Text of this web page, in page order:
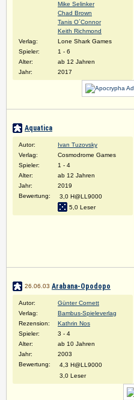
Mike Selinker
Chad Brown
Tanis O´Connor
Keith Richmond
Verlag:
Lone Shark Games
Spieler:
1 - 6
Alter:
ab 12 Jahren
Jahr:
2017
Aquatica
Autor:
Ivan Tuzovsky
Verlag:
Cosmodrome Games
Spieler:
1 - 4
Alter:
ab 12 Jahren
Jahr:
2019
Bewertung:
3,0 H@LL9000
5,0 Leser
26.06.03 Arabana-Opodopo
Autor:
Günter Cornett
Verlag:
Bambus-Spieleverlag
Rezension:
Kathrin Nos
Spieler:
3 - 4
Alter:
ab 10 Jahren
Jahr:
2003
Bewertung:
4,3 H@LL9000
3,0 Leser